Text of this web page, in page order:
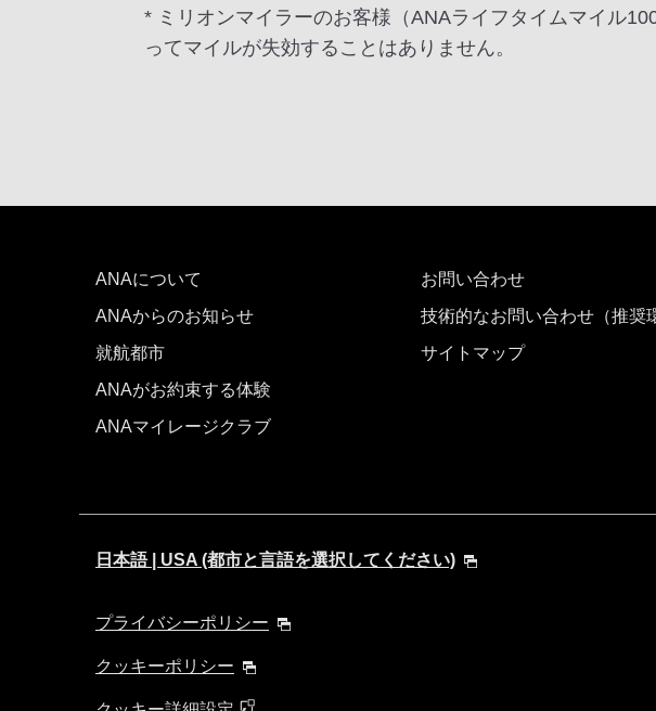
* ミリオンマイラーのお客様（ANAライフタイムマイル
ってマイルが失効することはありません。
ANAについて
ANAからのお知らせ
就航都市
ANAがお約束する体験
ANAマイレージクラブ
お問い合わせ
技術的なお問い合わせ（推奨
サイトマップ
日本語 | USA (都市と言語を選択してください)
プライバシーポリシー
クッキーポリシー